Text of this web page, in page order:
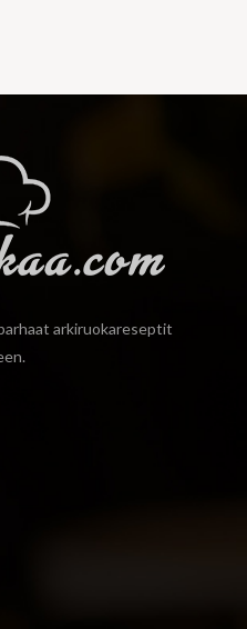
arkiruokareseptit